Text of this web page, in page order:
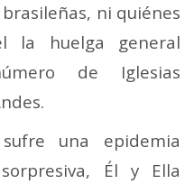
ni quiénes
la huelga general
de Iglesias
una epidemia
Él y Ella